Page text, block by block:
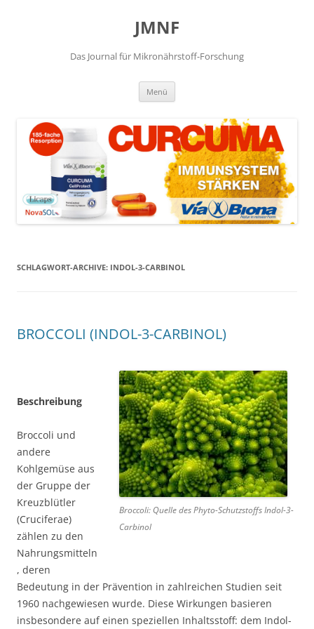
JMNF
Das Journal für Mikronährstoff-Forschung
Menü
SCHLAGWORT-ARCHIVE: INDOL-3-CARBINOL
BROCCOLI (INDOL-3-CARBINOL)
Broccoli: Quelle des Phyto-Schutzstoffs Indol-3-
Carbinol
Beschreibung
Broccoli und
andere
Kohlgemüse aus
der Gruppe der
Kreuzblütler
(Cruciferae)
zählen zu den
Nahrungsmitteln
, deren
Bedeutung in der Prävention in zahlreichen Studien seit
1960 nachgewiesen wurde. Diese Wirkungen basieren
insbesondere auf einen speziellen Inhaltsstoff: dem Indol-